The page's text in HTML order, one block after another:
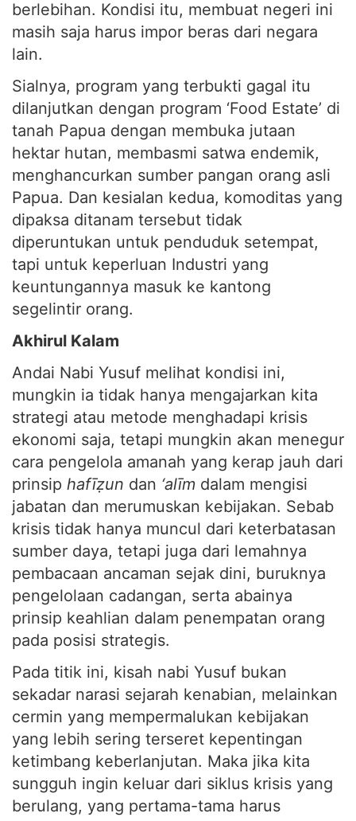
berlebihan. Kondisi itu, membuat negeri ini
masih saja harus impor beras dari negara
lain.
Sialnya, program yang terbukti gagal itu
dilanjutkan dengan program ‘Food Estate’ di
tanah Papua dengan membuka jutaan
hektar hutan, membasmi satwa endemik,
menghancurkan sumber pangan orang asli
Papua. Dan kesialan kedua, komoditas yang
dipaksa ditanam tersebut tidak
diperuntukan untuk penduduk setempat,
tapi untuk keperluan Industri yang
keuntungannya masuk ke kantong
segelintir orang.
Akhirul Kalam
Andai Nabi Yusuf melihat kondisi ini,
mungkin ia tidak hanya mengajarkan kita
strategi atau metode menghadapi krisis
ekonomi saja, tetapi mungkin akan menegur
cara pengelola amanah yang kerap jauh dari
prinsip hafīẓun dan ‘alīm dalam mengisi
jabatan dan merumuskan kebijakan. Sebab
krisis tidak hanya muncul dari keterbatasan
sumber daya, tetapi juga dari lemahnya
pembacaan ancaman sejak dini, buruknya
pengelolaan cadangan, serta abainya
prinsip keahlian dalam penempatan orang
pada posisi strategis.
Pada titik ini, kisah nabi Yusuf bukan
sekadar narasi sejarah kenabian, melainkan
cermin yang mempermalukan kebijakan
yang lebih sering terseret kepentingan
ketimbang keberlanjutan. Maka jika kita
sungguh ingin keluar dari siklus krisis yang
berulang, yang pertama-tama harus